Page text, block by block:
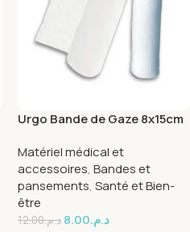
Urgo Bande de Gaze 8x15cm
Matériel médical et
accessoires, Bandes et
pansements, Santé et Bien-
être
د.م.12.00 د.م.8.00